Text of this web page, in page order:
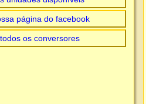
página do facebook
os conversores